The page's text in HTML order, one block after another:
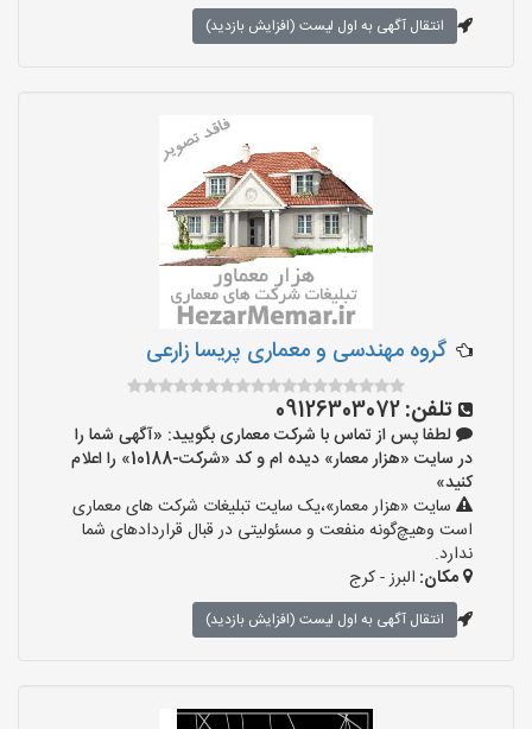
انتقال آگهی به اول لیست (افزایش بازدید)
گروه مهندسی و معماری پریسا زارعی
تلفن:09126303072
لطفا پس از تماس با شرکت معماری بگویید: «آگهی شما را
در سایت «هزار معمار» دیده ام و کد «شرکت-10188» را اعلام
کنید»
سایت «هزار معمار»،یک سایت تبلیغات شرکت های معماری
است وهیچ‌گونه منفعت و مسئولیتی در قبال قراردادهای شما
ندارد.
مکان: البرز - کرج
انتقال آگهی به اول لیست (افزایش بازدید)